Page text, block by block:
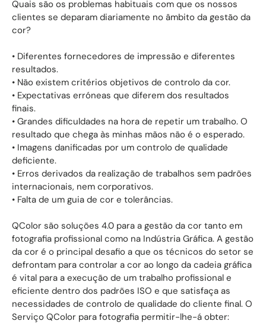
Quais são os problemas habituais com que os nossos
clientes se deparam diariamente no âmbito da gestão da
cor?
• Diferentes fornecedores de impressão e diferentes
resultados.
• Não existem critérios objetivos de controlo da cor.
• Expectativas erróneas que diferem dos resultados
finais.
• Grandes dificuldades na hora de repetir um trabalho. O
resultado que chega às minhas mãos não é o esperado.
• Imagens danificadas por um controlo de qualidade
deficiente.
• Erros derivados da realização de trabalhos sem padrões
internacionais, nem corporativos.
• Falta de um guia de cor e tolerâncias.
QColor são soluções 4.0 para a gestão da cor tanto em
fotografia profissional como na Indústria Gráfica. A gestão
da cor é o principal desafio a que os técnicos do setor se
defrontam para controlar a cor ao longo da cadeia gráfica
é vital para a execução de um trabalho profissional e
eficiente dentro dos padrões ISO e que satisfaça as
necessidades de controlo de qualidade do cliente final. O
Serviço QColor para fotografia permitir-lhe-á obter: